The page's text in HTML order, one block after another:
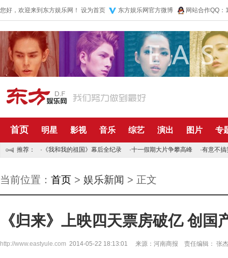
您好，欢迎来到东方娱乐网！ 设为首页 东方娱乐网官方微博 网站合作QQ
首页 明星 影视 音乐 综艺 演出 图片 专
推荐： · 《我和我的祖国》幕后全纪录 ·十一假期大片争攀高峰 ·有意不搞
当前位置： 首页 > 娱乐新闻 > 正文
《归来》上映四天票房破亿 创国
http://www.eastyule.com 2014-05-22 18:13:01 来源：河南商报 责任编辑： 张杰